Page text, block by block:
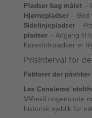
Pladser bag målet –
Hjørnepladser –
Sidelinjepladser –
pladser – Adgang til
Kørestolspladser er
Prisinterval for
Faktorer der
Los Canaleros'
VM-mål nogensinde
historisk øjeblik for